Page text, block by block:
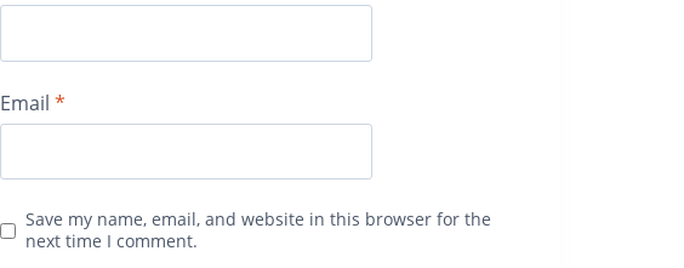
Email *
Save my name, email, and website in this browser for the
next time I comment.